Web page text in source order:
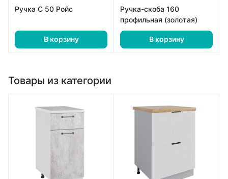
Ручка С 50 Ройс
В корзину
Ручка-скоба 160
профильная (золотая)
В корзину
Товары из категории